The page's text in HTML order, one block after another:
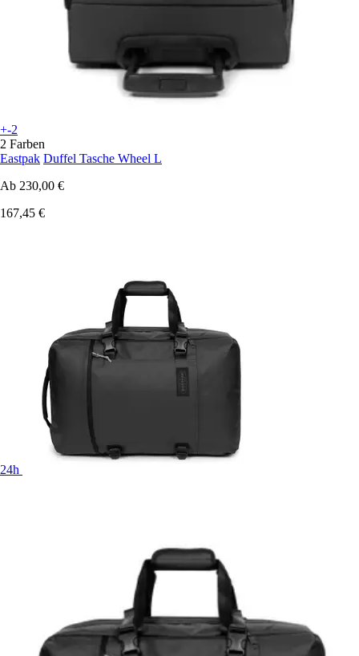
+-2
2 Farben
Eastpak Duffel Tasche Wheel L
Ab 230,00 €
167,45 €
24h